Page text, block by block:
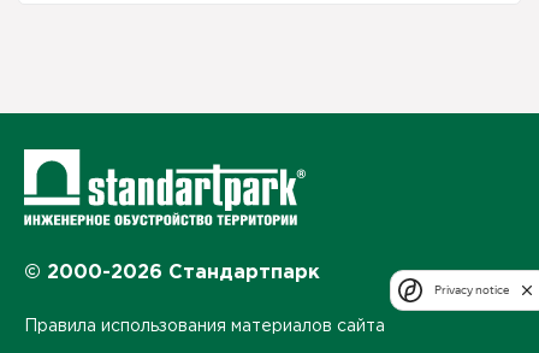
© 2000-2026 Стандартпарк
Правила использования материалов сайта
Privacy notice